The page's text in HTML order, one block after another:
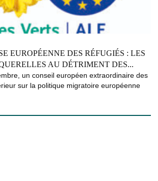
EUROPÉENNE DES RÉFUGIÉS : LES
AU DÉTRIMENT DES...
un conseil européen extraordinaire des
sur la politique migratoire européenne